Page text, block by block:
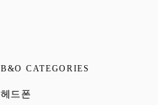
B&O CATEGORIES
헤드폰